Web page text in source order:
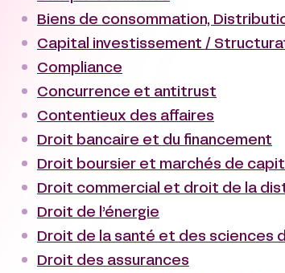
Biens de consommation,
Capital investissement /
Compliance
Concurrence et antitrust
Contentieux des affaires
Droit bancaire et du financement
Droit boursier et marchés de
Droit commercial et droit de la
Droit de l’énergie
Droit de la santé et des sciences
Droit des assurances